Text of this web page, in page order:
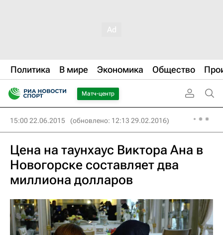
Политика В мире Экономика Общество
Матч-центр
15:00 22.06.2015 (обновлено: 12:13 29.02.2016)
Цена на таунхаус Виктора Ана в
Новогорске составляет два
миллиона долларов